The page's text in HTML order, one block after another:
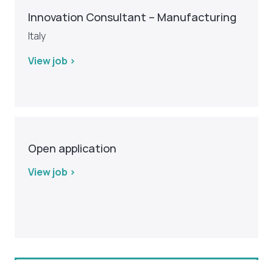
Innovation Consultant – Manufacturing
Italy
View job >
Open application
View job >